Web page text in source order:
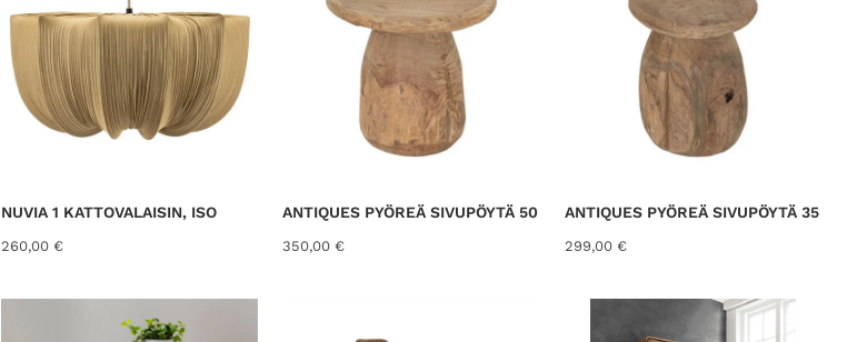
NUVIA 1 KATTOVALAISIN, ISO
260,00 €
ANTIQUES PYÖREÄ SIVUPÖYTÄ 50
350,00 €
ANTIQUES PYÖREÄ SIVUPÖYTÄ 35
299,00 €